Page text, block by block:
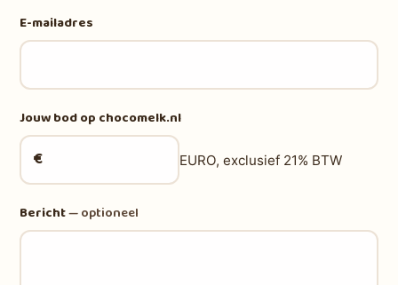
E-mailadres
Jouw bod op chocomelk.nl
€ EURO, exclusief 21% BTW
Bericht— optioneel